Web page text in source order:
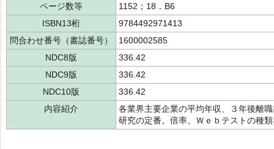
ページ数等
1152；18．B6
ISBN13桁
9784492971413
問合わせ番号（書誌番号）
1600002585
NDC8版
336.42
NDC9版
336.42
NDC10版
336.42
内容紹介
各業界主要企業の平均年収、３年後離
研究の定番。倍率、Ｗｅｂテストの種